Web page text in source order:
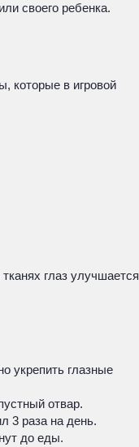
своего ребенка.
которые в игровой
глаз улучшается
укрепить глазные
отвар.
3 раза на день.
до еды.